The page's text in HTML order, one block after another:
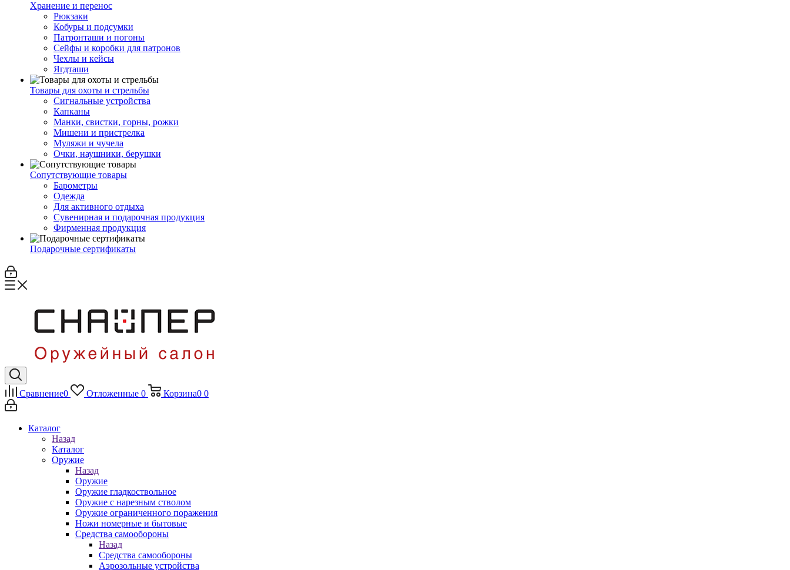
Хранение и перенос
Рюкзаки
Кобуры и подсумки
Патронташи и погоны
Сейфы и коробки для патронов
Чехлы и кейсы
Ягдташи
Товары для охоты и стрельбы
Сигнальные устройства
Капканы
Манки, свистки, горны, рожки
Мишени и пристрелка
Муляжи и чучела
Очки, наушники, берушки
Сопутствующие товары
Барометры
Одежда
Для активного отдыха
Сувенирная и подарочная продукция
Фирменная продукция
Подарочные сертификаты
Сравнение0 Отложенные 0 Корзина0 0
Каталог
Назад
Каталог
Оружие
Назад
Оружие
Оружие гладкоствольное
Оружие с нарезным стволом
Оружие ограниченного поражения
Ножи номерные и бытовые
Средства самообороны
Назад
Средства самообороны
Аэрозольные устройства